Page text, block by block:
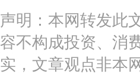
声明：本网转发此
容不构成投资、消
实，文章观点非本